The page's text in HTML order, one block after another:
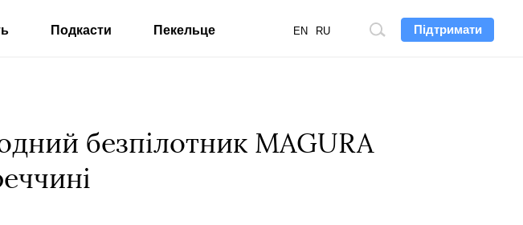
Підтримати
Пошук
EN RU
Подкасти Пекельце
безпілотник MAGURA